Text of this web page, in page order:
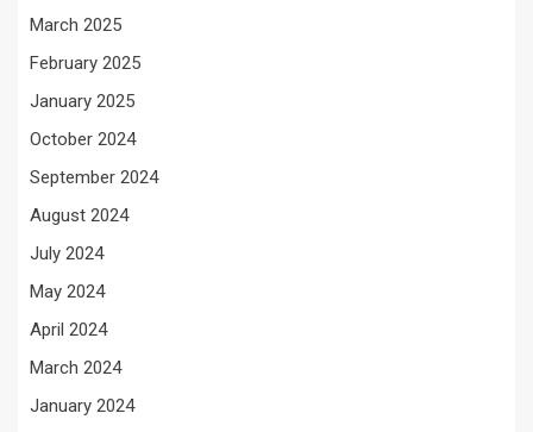
March 2025
February 2025
January 2025
October 2024
September 2024
August 2024
July 2024
May 2024
April 2024
March 2024
January 2024